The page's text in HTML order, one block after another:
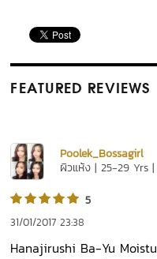
FEATURED REVIEWS
Poolek_Bossagirl
ผิวแห้ง | 25-29 Yrs
5
31/01/2017 23:38
Hanajirushi Ba-Yu